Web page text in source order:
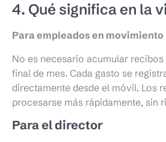
4. Qué significa en la
Para empleados en movimiento
No es necesario acumular
final de mes. Cada gasto se
directamente desde el móvil. Los
procesarse más rápidamente, sin
Para el director